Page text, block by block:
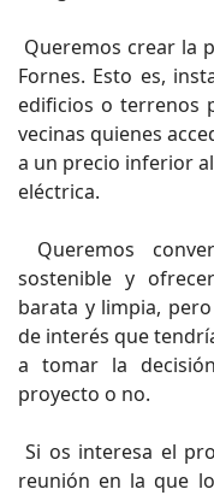
Queremos crear la
Fornes. Esto es,
edificios o terrenos
vecinas quienes
a un precio inferior
eléctrica.
Queremos
sostenible y
barata y limpia,
de interés que
a tomar la
proyecto o no.
Si os interesa el
reunión en la que